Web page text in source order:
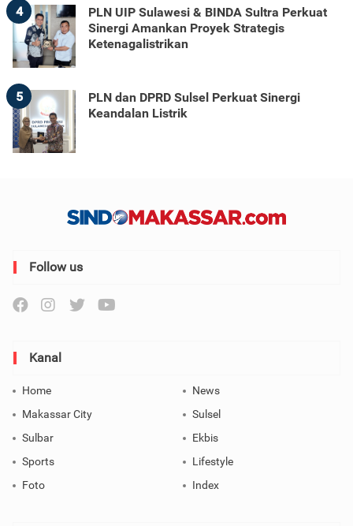
4
PLN UIP Sulawesi & BINDA Sultra Perkuat
Sinergi Amankan Proyek Strategis
Ketenagalistrikan
5
PLN dan DPRD Sulsel Perkuat Sinergi
Keandalan Listrik
Follow us
Kanal
Home
News
Makassar City
Sulsel
Sulbar
Ekbis
Sports
Lifestyle
Foto
Index